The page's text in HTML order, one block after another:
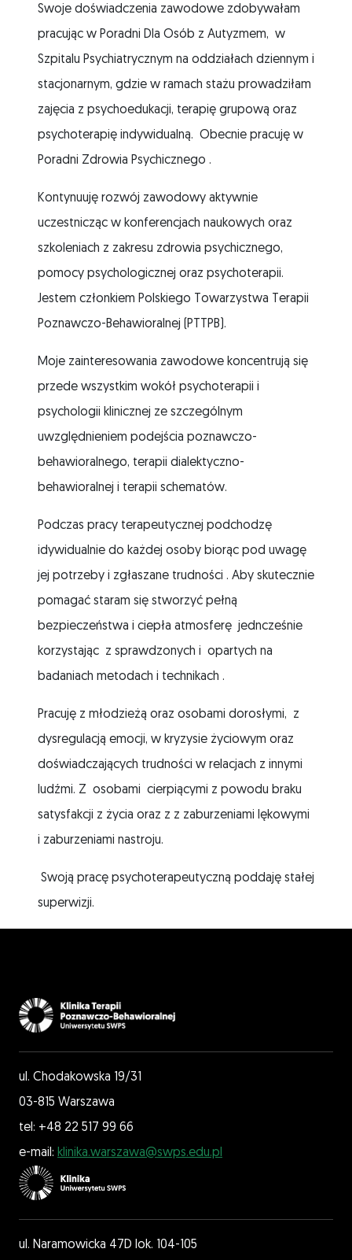
Swoje doświadczenia zawodowe zdobywałam
pracując w Poradni Dla Osób z Autyzmem, w
Szpitalu Psychiatrycznym na oddziałach dziennym i
stacjonarnym, gdzie w ramach stażu prowadziłam
zajęcia z psychoedukacji, terapię grupową oraz
psychoterapię indywidualną. Obecnie pracuję w
Poradni Zdrowia Psychicznego .
Kontynuuję rozwój zawodowy aktywnie
uczestnicząc w konferencjach naukowych oraz
szkoleniach z zakresu zdrowia psychicznego,
pomocy psychologicznej oraz psychoterapii.
Jestem członkiem Polskiego Towarzystwa Terapii
Poznawczo-Behawioralnej (PTTPB).
Moje zainteresowania zawodowe koncentrują się
przede wszystkim wokół psychoterapii i
psychologii klinicznej ze szczególnym
uwzględnieniem podejścia poznawczo-
behawioralnego, terapii dialektyczno-
behawioralnej i terapii schematów.
Podczas pracy terapeutycznej podchodzę
idywidualnie do każdej osoby biorąc pod uwagę
jej potrzeby i zgłaszane trudności . Aby skutecznie
pomagać staram się stworzyć pełną
bezpieczeństwa i ciepła atmosferę jedncześnie
korzystając z sprawdzonych i opartych na
badaniach metodach i technikach .
Pracuję z młodzieżą oraz osobami dorosłymi, z
dysregulacją emocji, w kryzysie życiowym oraz
doświadczających trudności w relacjach z innymi
ludźmi. Z osobami cierpiącymi z powodu braku
satysfakcji z życia oraz z z zaburzeniami lękowymi
i zaburzeniami nastroju.
Swoją pracę psychoterapeutyczną poddaję stałej
superwizji.
ul. Chodakowska 19/31
03-815 Warszawa
tel: +48 22 517 99 66
e-mail: klinika.warszawa@swps.edu.pl
ul. Naramowicka 47D lok. 104-105